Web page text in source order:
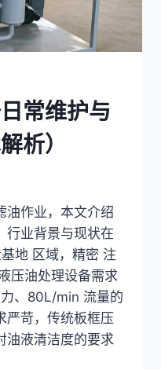
常维护与
析）
油作业，本文介绍
行业背景与现状在
地 区域，精密 注
压油处理设备需求
、80L/min 流量的
严苛，传统板框压
油液清洁度的要求